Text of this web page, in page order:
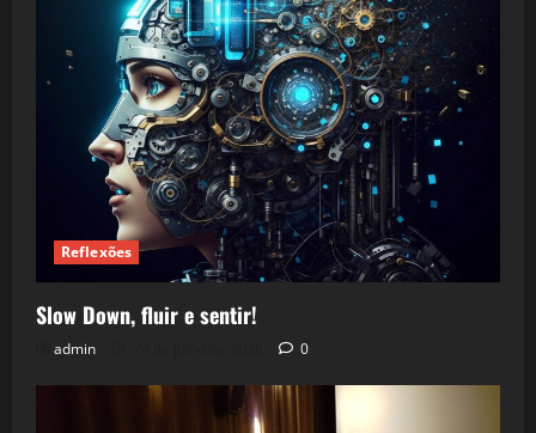
Reflexões
Slow Down, fluir e sentir!
admin 0